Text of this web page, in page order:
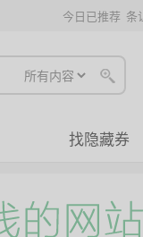
今日已推荐 条
找隐藏券